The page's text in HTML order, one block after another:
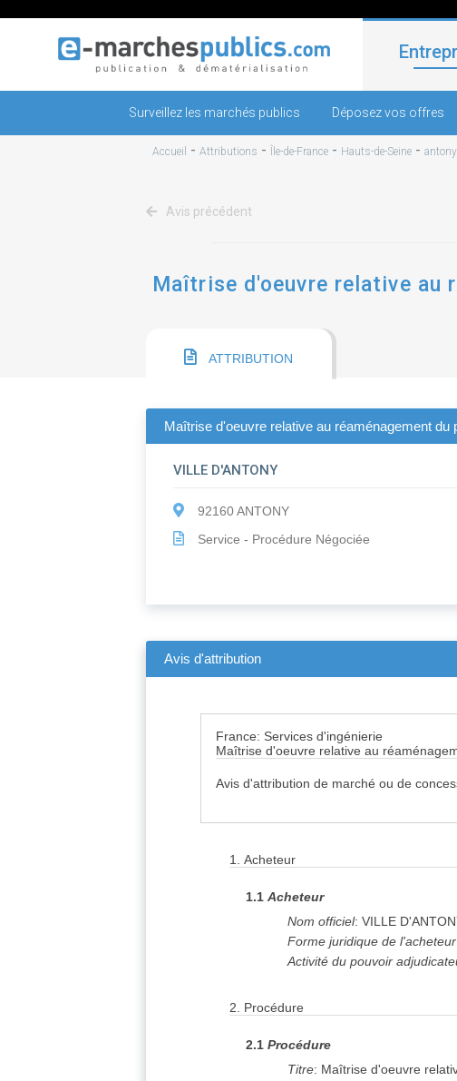
Surveillez les marchés publics Déposez vos offres
Accueil - Attributions - Île-de-France - Hauts-de-Seine - antony
Avis précédent
Maîtrise d'oeuvre relative au
ATTRIBUTION
Maîtrise d'oeuvre relative au réaménagement du
VILLE D'ANTONY
92160 ANTONY
Service - Procédure Négociée
Avis d'attribution
France: Services d'ingénierie
Maîtrise d'oeuvre relative au
Avis d'attribution de marché ou de
1.Acheteur
1.1Acheteur
Nom officiel:VILLE
Forme juridique de l'acheteur
Activité du pouvoir
2. Procédure
2.1Procédure
Titre: Maîtrise d'oeuvre